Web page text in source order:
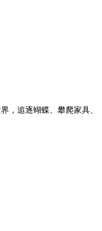
，追逐蝴蝶、攀爬家具、